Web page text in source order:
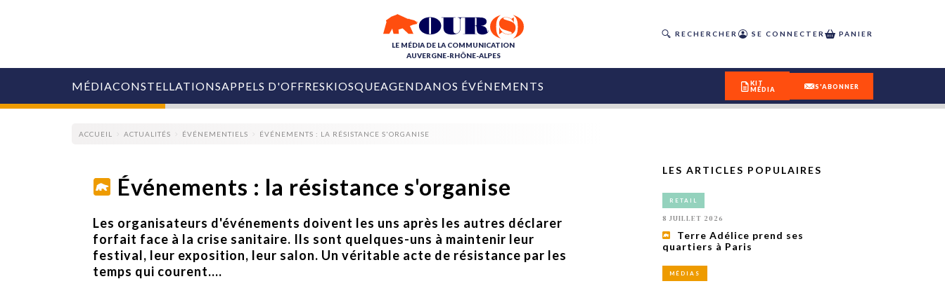
LE MÉDIA DE LA COMMUNICATION
AUVERGNE-RHÔNE-ALPES
RECHERCHER SE CONNECTER PANIER
MÉDIA
COLLECTIVITÉS
MARQUES
AGENCES
RETAIL
MÉDIAS
Nice : Denis Zanon
est décédé
COLLECTIVITÉS
PUBLIÉ LE 31 JUILLET 2026
Ardèche
Tourisme lance
29 JUILLET 2026
[Debrief] Loire Tourisme
CONSTELLATIONSAPPELS D'OFFRESKIOSQUEAGENDANOS ÉVÉNEMENTS
OURS DU DIGITAL
LES RENDEZ-VOUS MÉDIA
INFLUENCE IA
KIT
MÉDIA
S'ABONNER
ACCUEIL ACTUALITÉS ÉVÉNEMENTIELS ÉVÉNEMENTS : LA RÉSISTANCE S'ORGANISE
Événements : la résistance s'organise
Les organisateurs d'événements doivent les uns après les autres déclarer
forfait face à la crise sanitaire. Ils sont quelques-uns à maintenir leur
festival, leur exposition, leur salon. Un véritable acte de résistance par les
temps qui courent....
LES ARTICLES POPULAIRES
RETAIL
8 JUILLET 2026
Terre Adélice prend ses
quartiers à Paris
MÉDIAS